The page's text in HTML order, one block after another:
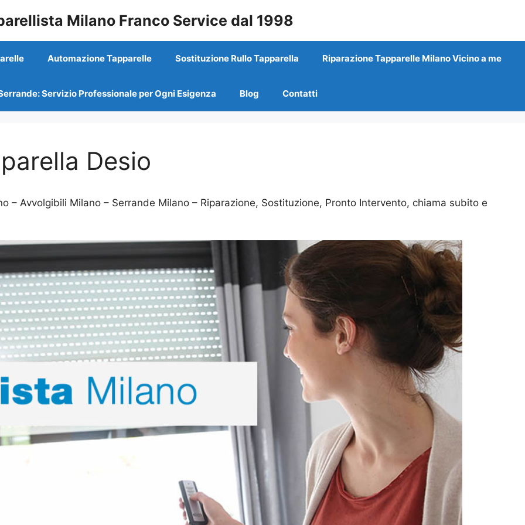
Milano Franco Service dal 1998
Automazione Tapparelle Sostituzione Rullo Tapparella Riparazione Tapparelle Milano Vicino a me
Servizio Professionale per Ogni Esigenza Blog Contatti
Desio
– Avvolgibili Milano – Serrande Milano – Riparazione, Sostituzione, Pronto Intervento, chiama subito e